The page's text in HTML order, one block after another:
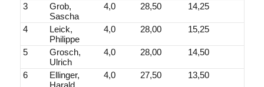
3
Grob,
Sascha
4,0 28,50 14,25
4
Leick,
Philippe
4,0 28,00 15,25
5
Grosch,
Ulrich
4,0 28,00 14,50
6
Ellinger,
Harald
4,0 27,50 13,50